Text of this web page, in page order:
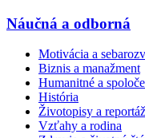
Náučná a odborná
Motivácia a
Biznis a manažment
Humanitné a
História
Životopisy a
Vzťahy a rodina